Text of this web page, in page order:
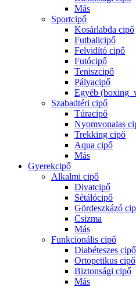
Más
Sportcipő
Kosárlabda cipő
Futballcipő
Felvidító cipő
Futócipő
Teniszcipő
Pályacipő
Egyéb
Szabadtéri cipő
Túracipő
Nyomvonalas
Trekking cipő
Aqua cipő
Más
Gyerekcipő
Alkalmi cipő
Divatcipő
Sétálócipő
Gördeszkázó
Csizma
Más
Funkcionális cipő
Diabéteszes cipő
Ortopetikus cipő
Biztonsági cipő
Más